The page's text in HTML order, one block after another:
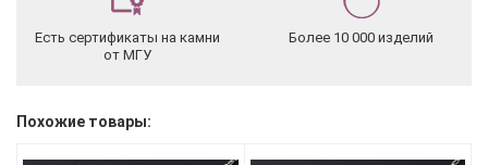
Есть сертификаты на камни
от МГУ
Более 10 000 изделий
Похожие товары: